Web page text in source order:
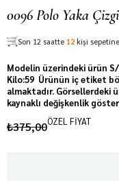
0096 Polo Yaka
Son 12 saatte 12 kişi
Modelin üzerindeki ürün
Kilo:59 Ürünün iç etiket
almaktadır. Görsellerdeki
kaynaklı değişkenlik
₺375,00ÖZEL FİYAT